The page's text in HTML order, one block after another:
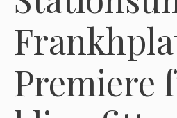
Premiere